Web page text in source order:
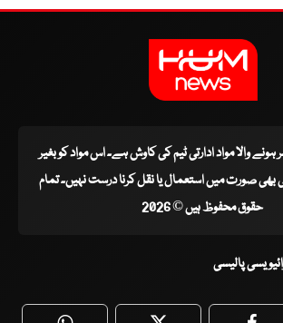
ہونے والا مواد ادارتی ٹیم کی کاوش ہے۔ اس مواد کو بغیر
صورت میں استعمال یا نقل کرنا درست نہیں۔ تمام
حقوق محفوظ ہیں © 2026
پالیسی